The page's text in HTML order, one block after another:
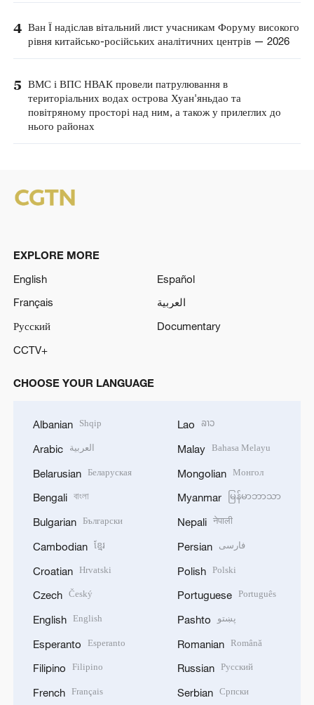
4 Ван Ї надіслав вітальний лист учасникам Форуму високого
рівня китайсько-російських аналітичних центрів — 2026
5 ВМС і ВПС НВАК провели патрулювання в
територіальних водах острова Хуан'яньдао та
повітряному просторі над ним, а також у прилеглих до
нього районах
EXPLORE MORE
English
Español
Français
العربية
Русский
Documentary
CCTV+
CHOOSE YOUR LANGUAGE
Albanian Shqip
Arabic العربية
Belarusian Беларуская
Bengali বাংলা
Bulgarian Български
Cambodian ខ្មែរ
Croatian Hrvatski
Czech Český
English English
Esperanto Esperanto
Filipino Filipino
French Français
Lao ລາວ
Malay Bahasa Melayu
Mongolian Монгол
Myanmar မြန်မာဘာသာ
Nepali नेपाली
Persian فارسی
Polish Polski
Portuguese Português
Pashto پښتو
Romanian Română
Russian Русский
Serbian Српски